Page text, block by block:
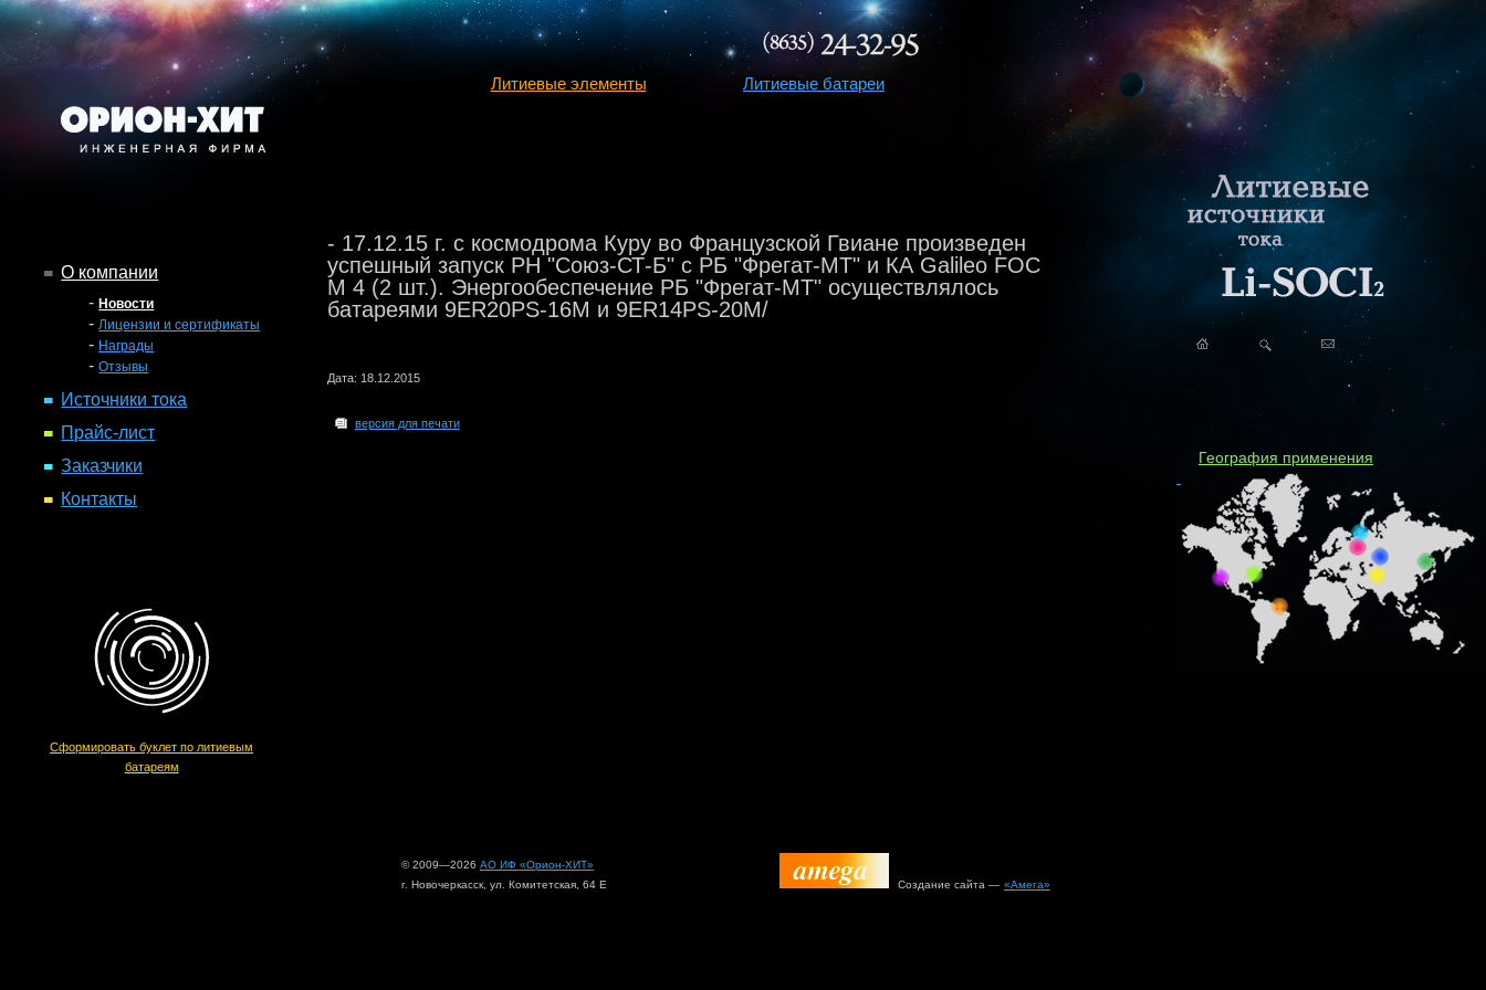
География применения
О компании
-Новости
- Лицензии и сертификаты
- Награды
-Отзывы
Источники тока
Прайс-лист
Заказчики
Контакты
Сформировать буклет по литиевым
батареям
- 17.12.15 г. с космодрома Куру во Французской Гвиане произведен
успешный запуск РН "Союз-СТ-Б" с РБ "Фрегат-МТ" и КА Galileo FOC
M 4 (2 шт.). Энергообеспечение РБ "Фрегат-МТ" осуществлялось
батареями 9ER20PS-16M и 9ER14PS-20M/
Дата: 18.12.2015
версия для печати
© 2009—2026 АО ИФ «Орион-ХИТ»
г. Новочеркасск, ул. Комитетская, 64 Е
Создание сайта — «Амега»
Литиевые элементы Литиевые батареи